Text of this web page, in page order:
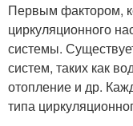
Первым фактором,
циркуляционного
системы.
систем, таких как
отопление и др.
типа